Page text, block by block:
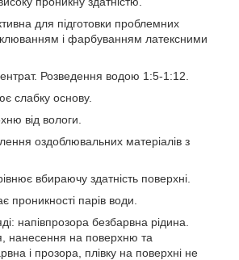
для підготовки проблемних
і фарбуванням латексними
Розведення водою 1:5-1:12.
слабку основу.
від вологи.
оздоблювальних матеріалів з
вбираючу здатність поверхні.
проникності парів води.
напівпрозора безбарвна рідина.
нанесення на поверхню та
і прозора, плівку на поверхні не